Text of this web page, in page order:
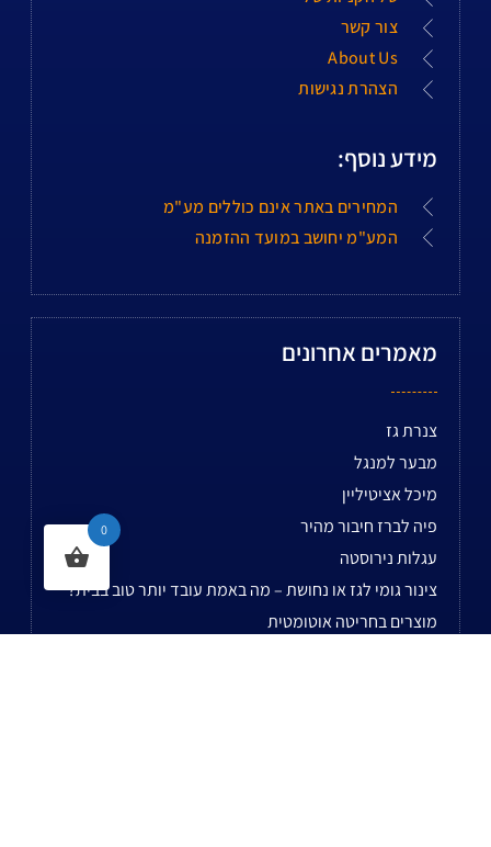
צור קשר
About Us
הצהרת נגישות
מידע נוסף:
המחירים באתר אינם כוללים מע"מ
המע"מ יחושב במועד ההזמנה
מאמרים אחרונים
צנרת גז
מבער למנגל
מיכל אציטיליין
פיה לברז חיבור מהיר
עגלות נירוסטה
צינור גומי לגז או נחושת – מה באמת עובד יותר טוב בבית?
מוצרים בחריטה אוטומטית
0